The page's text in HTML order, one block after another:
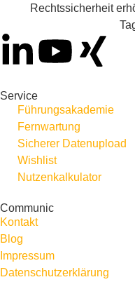
Rechtssicherheit
Service
Führungsakademie
Fernwartung
Sicherer Datenupload
Wishlist
Nutzenkalkulator
Communic
Kontakt
Blog
Impressum
Datenschutzerklärung